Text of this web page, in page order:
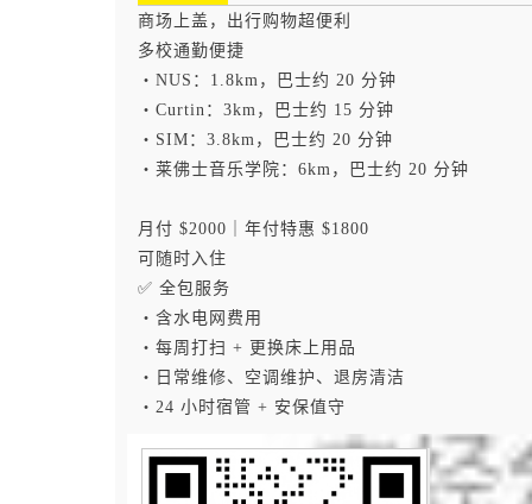
商场上盖，出行购物超便利
多校通勤便捷
・NUS：1.8km，巴士约 20 分钟
・Curtin：3km，巴士约 15 分钟
・SIM：3.8km，巴士约 20 分钟
・莱佛士音乐学院：6km，巴士约 20 分钟
月付 $2000｜年付特惠 $1800
可随时入住
✅ 全包服务
・含水电网费用
・每周打扫 + 更换床上用品
・日常维修、空调维护、退房清洁
・24 小时宿管 + 安保值守